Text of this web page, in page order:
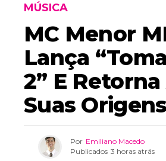
MÚSICA
MC Menor
Lança
2” E Retorna
Suas Origens
Por Emiliano Macedo
Publicados 3 horas atrás